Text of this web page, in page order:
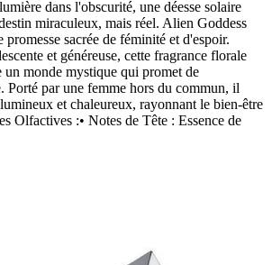
dans l'obscurité, une déesse solaire
miraculeux, mais réel. Alien Goddess
promesse sacrée de féminité et d'espoir.
et généreuse, cette fragrance florale
un monde mystique qui promet de
Porté par une femme hors du commun, il
et chaleureux, rayonnant le bien-être
Olfactives :• Notes de Tête : Essence de